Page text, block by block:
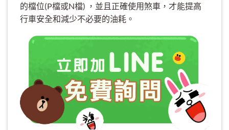
的檔位(P檔或N檔) ，並且正確使用煞車，才能提高
行車安全和減少不必要的油耗。